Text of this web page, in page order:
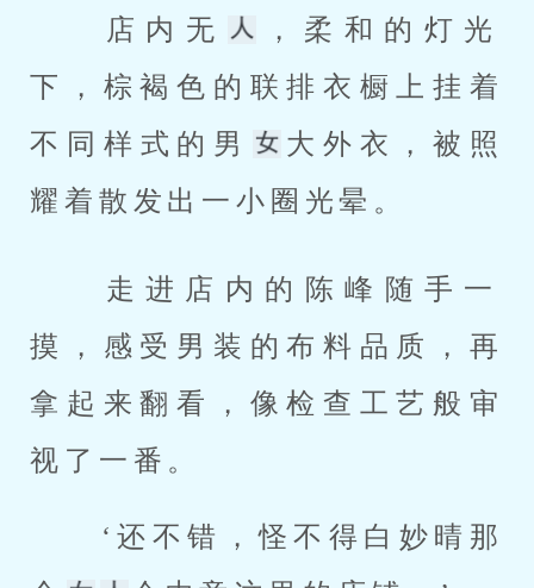
店内无
，柔和的灯光
下，棕褐色的联排衣橱上挂着
不同样式的男
大外衣，被照
耀着散发出一小圈光晕。
摸，感受男装的布料品质，再
拿起来翻看，像检查工艺般审
视了一番。